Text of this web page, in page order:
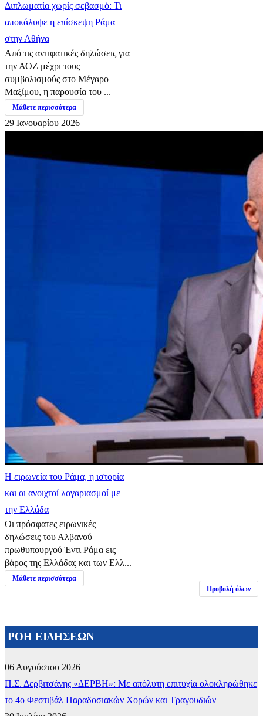
Διπλωματία χωρίς σεβασμό: Τι
αποκάλυψε η επίσκεψη Ράμα
στην Αθήνα
Από τις αντιφατικές δηλώσεις για
την ΑΟΖ μέχρι τους
συμβολισμούς στο Μέγαρο
Μαξίμου, η παρουσία του ...
Μάθετε περισσότερα
29 Ιανουαρίου 2026
Η ειρωνεία του Ράμα, η ιστορία
και οι ανοιχτοί λογαριασμοί με
την Ελλάδα
Οι πρόσφατες ειρωνικές
δηλώσεις του Αλβανού
πρωθυπουργού Έντι Ράμα εις
βάρος της Ελλάδας και των Ελλ...
Μάθετε περισσότερα
Προβολή όλων
ΡΟΗ ΕΙΔΗΣΕΩΝ
06 Αυγούστου 2026
Π.Σ. Δερβιτσάνης «ΔΕΡΒΗ»: Με απόλυτη επιτυχία ολοκληρώθηκε
το 4ο Φεστιβάλ Παραδοσιακών Χορών και Τραγουδιών